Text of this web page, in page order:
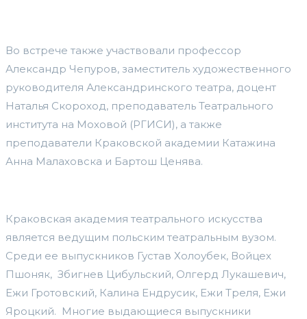
Во встрече также участвовали профессор
Александр Чепуров, заместитель художественного
руководителя Александринского театра, доцент
Наталья Скороход, преподаватель Театрального
института на Моховой (РГИСИ), а также
преподаватели Краковской академии Катажина
Анна Малаховска и Бартош Ценява.
Краковская академия театрального искусства
является ведущим польским театральным вузом.
Среди ее выпускников Густав Холоубек, Войцех
Пшоняк, Збигнев Цибульский, Олгерд Лукашевич,
Ежи Гротовский, Калина Ендрусик, Ежи Треля, Ежи
Яроцкий. Многие выдающиеся выпускники